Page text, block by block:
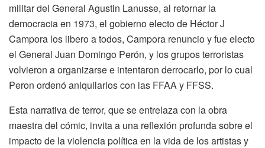
militar del General Agustin Lanusse, al retornar la
democracia en 1973, el gobierno electo de Héctor J
Campora los libero a todos, Campora renuncio y fue electo
el General Juan Domingo Perón, y los grupos terroristas
volvieron a organizarse e intentaron derrocarlo, por lo cual
Peron ordenó aniquilarlos con las FFAA y FFSS.
Esta narrativa de terror, que se entrelaza con la obra
maestra del cómic, invita a una reflexión profunda sobre el
impacto de la violencia política en la vida de los artistas y